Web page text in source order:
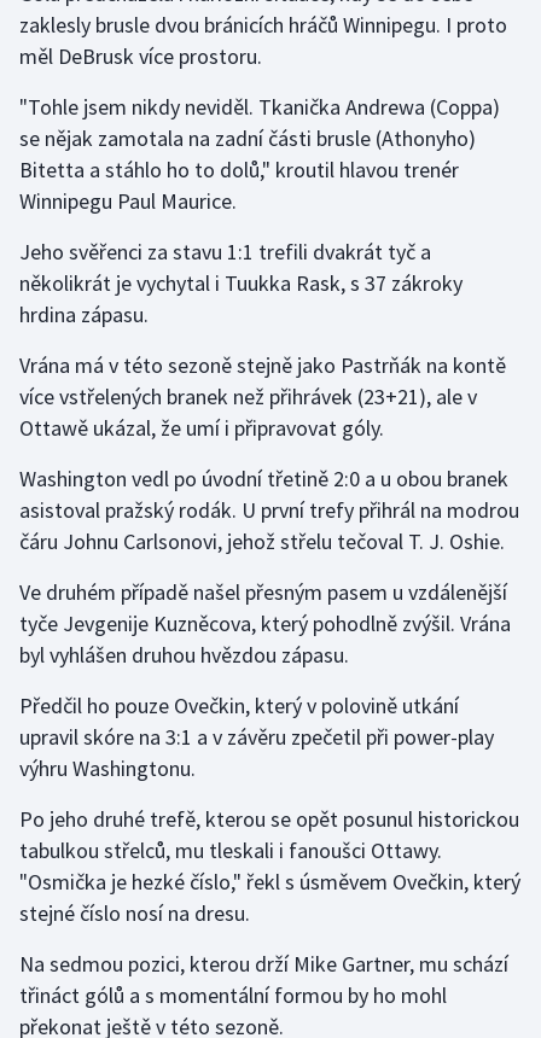
Plavání
Ragby
Rychlobruslení
Rychlostní kanoistika
Short track
Sportovní střelba
Stolní tenis
Triatlon
Veslování
Vodní slalom
Volejbal
Ostatní
zaklesly brusle dvou bránicích hráčů Winnipegu. I proto
měl DeBrusk více prostoru.
"Tohle jsem nikdy neviděl. Tkanička Andrewa (Coppa)
se nějak zamotala na zadní části brusle (Athonyho)
Bitetta a stáhlo ho to dolů," kroutil hlavou trenér
Winnipegu Paul Maurice.
Jeho svěřenci za stavu 1:1 trefili dvakrát tyč a
několikrát je vychytal i Tuukka Rask, s 37 zákroky
hrdina zápasu.
Vrána má v této sezoně stejně jako Pastrňák na kontě
více vstřelených branek než přihrávek (23+21), ale v
Ottawě ukázal, že umí i připravovat góly.
Washington vedl po úvodní třetině 2:0 a u obou branek
asistoval pražský rodák. U první trefy přihrál na modrou
čáru Johnu Carlsonovi, jehož střelu tečoval T. J. Oshie.
Ve druhém případě našel přesným pasem u vzdálenější
tyče Jevgenije Kuzněcova, který pohodlně zvýšil. Vrána
byl vyhlášen druhou hvězdou zápasu.
Předčil ho pouze Ovečkin, který v polovině utkání
upravil skóre na 3:1 a v závěru zpečetil při power-play
výhru Washingtonu.
Po jeho druhé trefě, kterou se opět posunul historickou
tabulkou střelců, mu tleskali i fanoušci Ottawy.
"Osmička je hezké číslo," řekl s úsměvem Ovečkin, který
stejné číslo nosí na dresu.
Na sedmou pozici, kterou drží Mike Gartner, mu schází
třináct gólů a s momentální formou by ho mohl
překonat ještě v této sezoně.